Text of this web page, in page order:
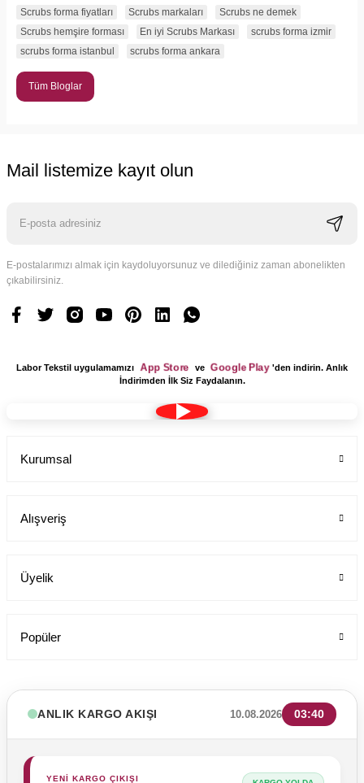
Scrubs forma fiyatları Scrubs markaları
Scrubs ne demek
Scrubs hemşire forması
En iyi Scrubs Markası
scrubs forma izmir
scrubs forma istanbul
scrubs forma ankara
Tüm Bloglar
Mail listemize kayıt olun
E-postalarımızı almak için kaydoluyorsunuz ve dilediğiniz zaman abonelikten
çıkabilirsiniz.
Labor Tekstil uygulamamızı App Store ve Google Play
'den indirin. Anlık
İndirimden İlk Siz Faydalanın.
Kurumsal
Alışveriş
Üyelik
Popüler
ANLIK KARGO AKIŞI 10.08.2026 03:40
YENİ KARGO ÇIKIŞI